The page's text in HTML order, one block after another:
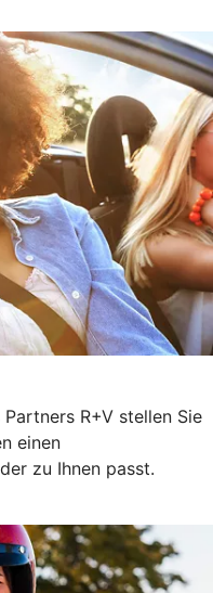
R+V stellen Sie
einen
zu Ihnen passt.